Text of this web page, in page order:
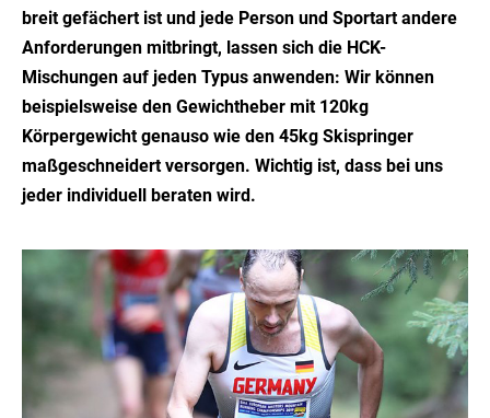
breit gefächert ist und jede Person und Sportart andere
Anforderungen mitbringt, lassen sich die HCK-
Mischungen auf jeden Typus anwenden: Wir können
beispielsweise den Gewichtheber mit 120kg
Körpergewicht genauso wie den 45kg Skispringer
maßgeschneidert versorgen. Wichtig ist, dass bei uns
jeder individuell beraten wird.